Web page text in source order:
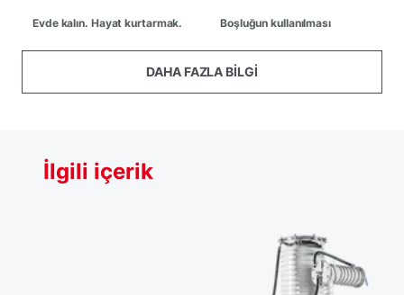
Evde kalın. Hayat kurtarmak. Boşluğun kullanılması
DAHA FAZLA BILGI
İlgili içerik